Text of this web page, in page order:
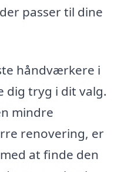
passer til dine
håndværkere i
dig tryg i dit valg.
mindre
renovering, er
at finde den